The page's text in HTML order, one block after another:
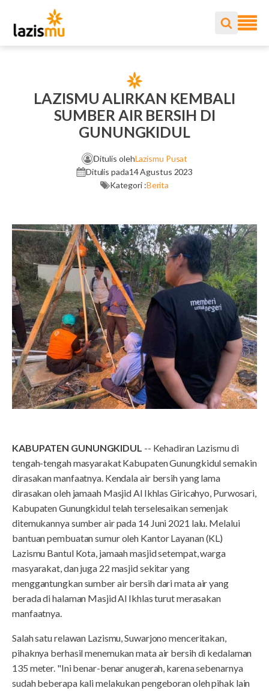
LAZISMU ALIRKAN KEMBALI
SUMBER AIR BERSIH DI
GUNUNGKIDUL
Ditulis olehLazismu Pusat
Ditulis pada14 Agustus 2023
Kategori :Berita
KABUPATEN GUNUNGKIDUL -- Kehadiran Lazismu di
tengah-tengah masyarakat Kabupaten Gunungkidul semakin
dirasakan manfaatnya. Kendala air bersih yang lama
dirasakan oleh jamaah Masjid Al Ikhlas Giricahyo, Purwosari,
Kabupaten Gunungkidul telah terselesaikan semenjak
ditemukannya sumber air pada 14 Juni 2021 lalu. Melalui
bantuan pembuatan sumur oleh Kantor Layanan (KL)
Lazismu Bantul Kota, jamaah masjid setempat, warga
masyarakat, dan juga 22 masjid sekitar yang
menggantungkan sumber air bersih dari mata air yang
berada di halaman Masjid Al Ikhlas turut merasakan
manfaatnya.
Salah satu relawan Lazismu, Suwarjono menceritakan,
pihaknya berhasil menemukan mata air bersih di kedalaman
135 meter. "Ini benar-benar anugerah, karena sebenarnya
sudah beberapa kali melakukan pengeboran oleh pihak lain